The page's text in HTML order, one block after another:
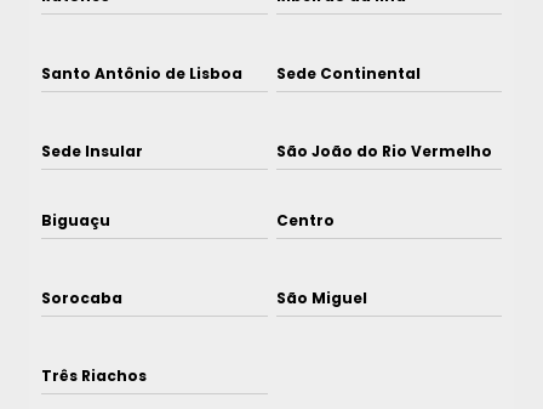
Santo Antônio de Lisboa Sede Continental
Sede Insular São João do Rio Vermelho
Biguaçu Centro
Sorocaba São Miguel
Três Riachos